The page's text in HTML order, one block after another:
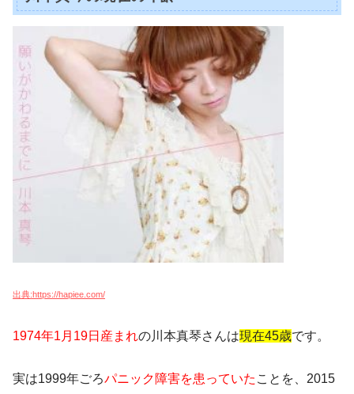
出典:https://hapiee.com/
1974年1月19日産まれの川本真琴さんは現在45歳です。
実は1999年ごろパニック障害を患っていた ことを、2015